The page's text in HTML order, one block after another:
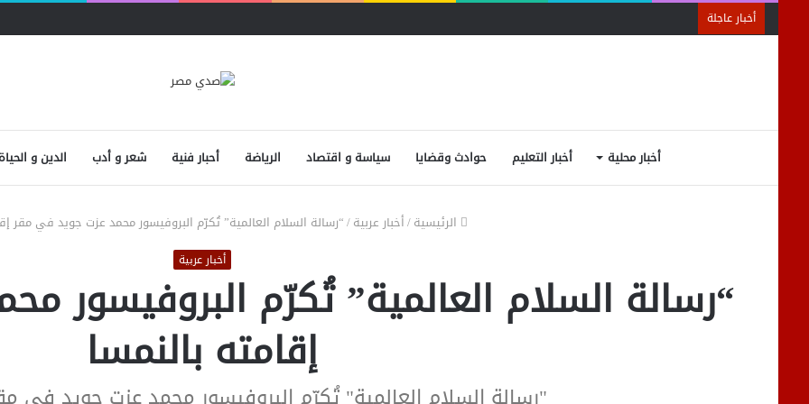
أخبار عاجلة
أخبار محلية أخبار التعليم حوادث وقضايا سياسة و اقتصاد الرياضة أحبار فنية شعر و أدب الدين و الحياة
الرئيسية/أخبار عربية/“رسالة السلام العالمية” تُكرّم البروفيسور محمد عزت جويد في مقر
أخبار عربية
“رسالة السلام العالمية” تُكرّم البروفيسور
إقامته بالنمسا